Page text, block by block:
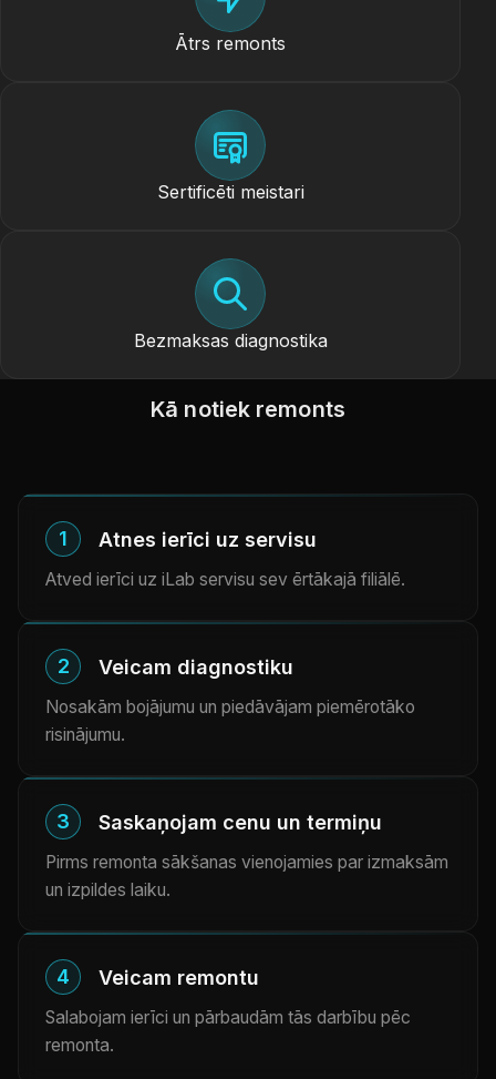
Ātrs remonts
Sertificēti meistari
Bezmaksas diagnostika
Kā notiek remonts
1 Atnes ierīci uz servisu
Atved ierīci uz iLab servisu sev ērtākajā filiālē.
2 Veicam diagnostiku
Nosakām bojājumu un piedāvājam piemērotāko
risinājumu.
3 Saskaņojam cenu un termiņu
Pirms remonta sākšanas vienojamies par izmaksām
un izpildes laiku.
4 Veicam remontu
Salabojam ierīci un pārbaudām tās darbību pēc
remonta.